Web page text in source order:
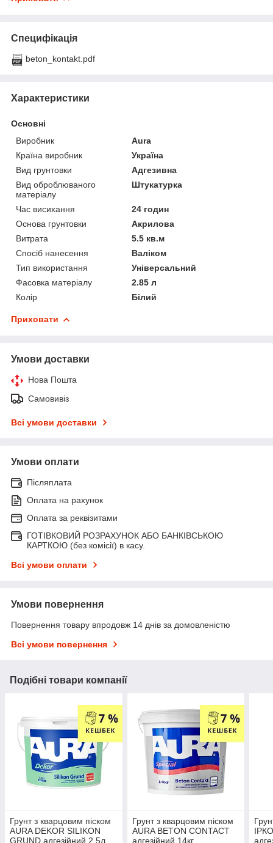
Специфікація
beton_kontakt.pdf
Характеристики
Основні
Виробник
Aura
Країна виробник
Україна
Вид грунтовки
Адгезивна
Вид оброблюваного
матеріалу
Штукатурка
Час висихання
24 годин
Основа грунтовки
Акрилова
Витрата
5.5 кв.м
Спосіб нанесення
Валіком
Тип використання
Універсальний
Фасовка матеріалу
2.85 л
Колір
Білий
Приховати
Умови доставки
Нова Пошта
Самовивіз
Всі умови доставки
Умови оплати
Післяплата
Оплата на рахунок
Оплата за реквізитами
ГОТІВКОВИЙ РОЗРАХУНОК АБО БАНКІВСЬКОЮ
КАРТКОЮ (без комісії) в касу.
Всі умови оплати
Умови повернення
Повернення товару впродовж 14 днів за домовленістю
Всі умови повернення
Подібні товари компанії
Грунт з кварцовим піском
AURA DEKOR SILIKON
GRUND адгезійний 2,5л
Грунт з кварцовим піском
AURA BETON CONTACT
адгезійний 14кг